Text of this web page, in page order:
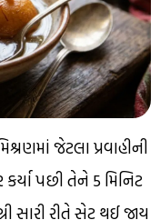
જેટલા પ્રવાહીની
પછી તેને 5 મિનિટ
સારી રીતે સેટ થઈ જાય